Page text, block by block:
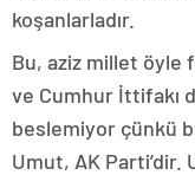
koşanlarladır.
Bu, aziz millet öyle
ve Cumhur İttifakı
beslemiyor çünkü
Umut, AK Parti’dir.